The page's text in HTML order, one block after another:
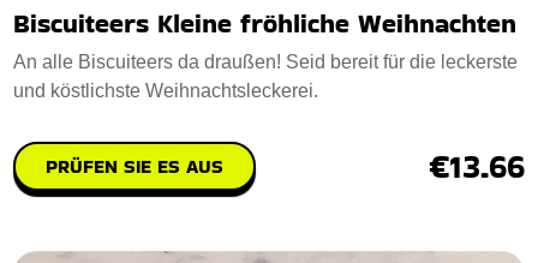
Biscuiteers Kleine fröhliche Weihnachten
An alle Biscuiteers da draußen! Seid bereit für die leckerste
und köstlichste Weihnachtsleckerei.
PRÜFEN SIE ES AUS €13.66